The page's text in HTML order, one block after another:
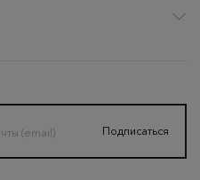
Подписаться